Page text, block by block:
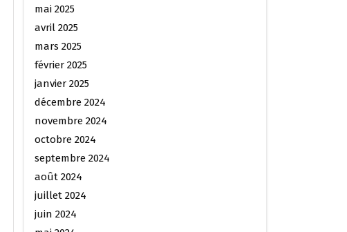
mai 2025
avril 2025
mars 2025
février 2025
janvier 2025
décembre 2024
novembre 2024
octobre 2024
septembre 2024
août 2024
juillet 2024
juin 2024